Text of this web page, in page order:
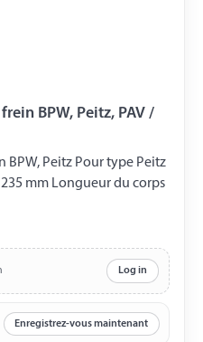
BPW, Peitz, PAV /
Peitz Pour type Peitz
mm Longueur du corps
Log in
Enregistrez-vous maintenant